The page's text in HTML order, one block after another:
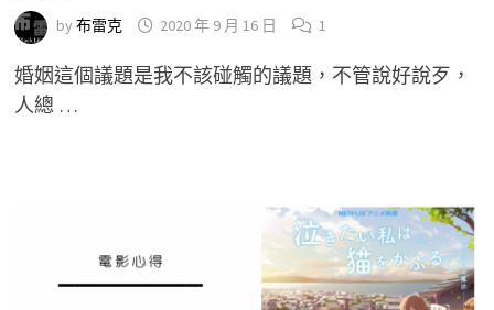
by 布雷克 2020 年 9 月 16 日 1
婚姻這個議題是我不該碰觸的議題，不管說好說歹，
人總 …